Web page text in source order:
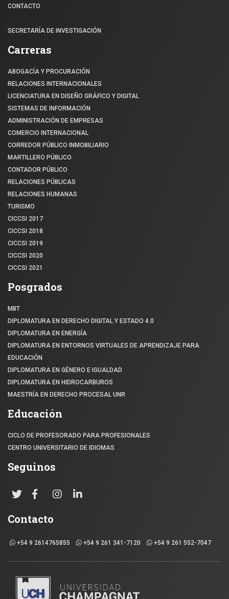
CONTACTO
SECRETARÍA DE INVESTIGACIÓN
Carreras
ABOGACÍA Y PROCURACIÓN
RELACIONES INTERNACIONALES
LICENCIATURA EN DISEÑO GRÁFICO Y DIGITAL
SISTEMAS DE INFORMACIÓN
ADMINISTRACIÓN DE EMPRESAS
COMERCIO INTERNACIONAL
CORREDOR PÚBLICO INMOBILIARIO
MARTILLERO PÚBLICO
CONTADOR PÚBLICO
RELACIONES PÚBLICAS
RELACIONES HUMANAS
TURISMO
CICCSI 2017
CICCSI 2018
CICCSI 2019
CICCSI 2020
CICCSI 2021
Posgrados
MBT
DIPLOMATURA EN DERECHO DIGITAL Y ESTADO 4.0
DIPLOMATURA EN ENERGÍA
DIPLOMATURA EN ENTORNOS VIRTUALES DE APRENDIZAJE PARA
EDUCACIÓN
DIPLOMATURA EN GÉNERO E IGUALDAD
DIPLOMATURA EN HIDROCARBUROS
MAESTRÍA EN DERECHO PROCESAL UNR
Educación
CICLO DE PROFESORADO PARA PROFESIONALES
CENTRO UNIVERSITARIO DE IDIOMAS
Seguinos
Contacto
+54 9 2614765855 +54 9 261 341-7120 +54 9 261 552-7047